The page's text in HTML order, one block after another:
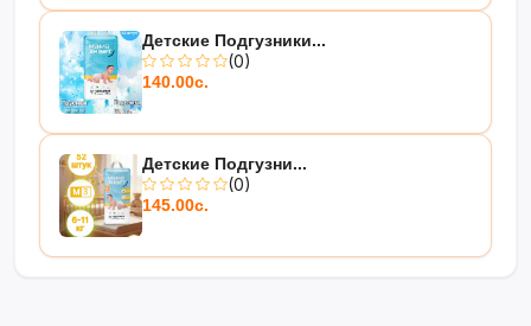
Детские Подгузники...
(0)
140.00с.
Детские Подгузни...
(0)
145.00с.